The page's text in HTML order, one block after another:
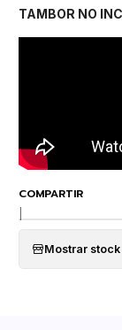
TAMBOR NO
COMPARTIR
Mostrar